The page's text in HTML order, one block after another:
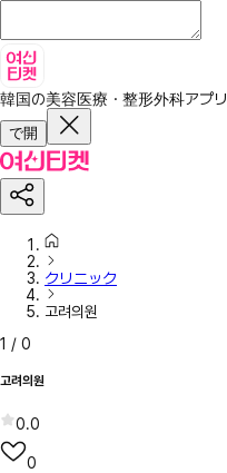
韓国の美容医療・整形外科アプリ
で開
クリニック
고려의원
1 / 0
고려의원
0.0
0